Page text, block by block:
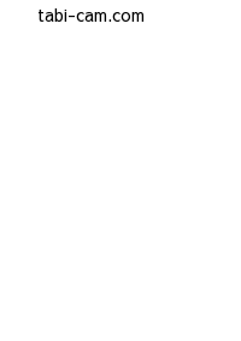
tabi-cam.com